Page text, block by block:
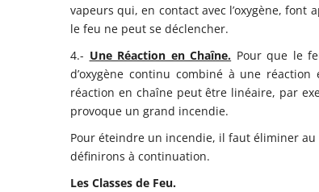
vapeurs qui, en contact avec l’oxygène,
le feu ne peut se déclencher.
4.- Une Réaction en Chaîne. Pour que le
d’oxygène continu combiné à une
réaction en chaîne peut être linéaire, par
provoque un grand incendie.
Pour éteindre un incendie, il faut éliminer
définirons à continuation.
Les Classes de Feu.